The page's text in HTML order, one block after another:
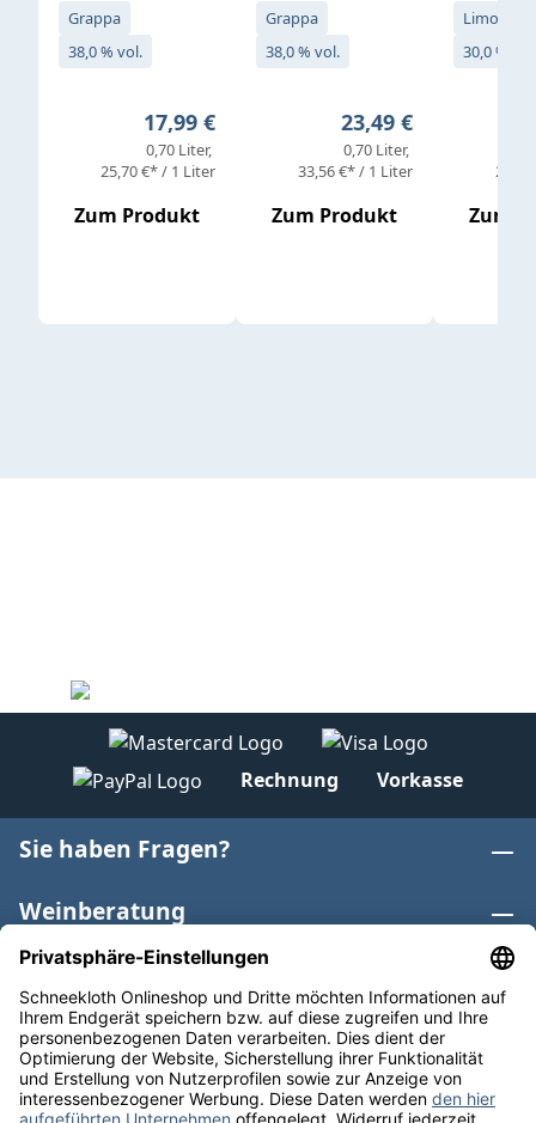
Grappa
38,0 % vol.
Regulärer Preis:
17,99 €
0,70 Liter
25,70 €* / 1 Liter
Zum Produkt
Grappa
38,0 % vol.
Regulärer Preis:
23,49 €
0,70 Liter
33,56 €* / 1 Liter
Zum Produkt
30,0 % vol.
Zum
Rechnung Vorkasse
Sie haben Fragen?
Weinberatung
Informationen
Weinkategorien
Internationaler Wein